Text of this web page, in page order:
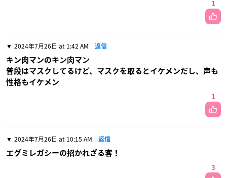
1
2024年7月26日 at 1:42 AM 返信
キン肉マンのキン肉マン
普段はマスクしてるけど、マスクを取るとイケメンだし、声も
性格もイケメン
1
2024年7月26日 at 10:15 AM 返信
エグミレガシーの招かれざる客！
3